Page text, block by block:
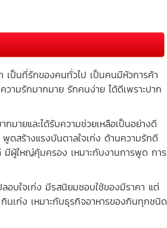
ป็นที่รักของคนทั่วไป เป็นคนมีหัวการค้า
วามรักมากมาย รักคนง่าย ได้ดีเพราะปาก
ยและได้รับความช่วยเหลือเป็นอย่างดี
ดสร้างแรงบันดาลใจเก่ง ด้านความรักดี
มีผู้ใหญ่คุ้มครอง เหมาะกับงานการพูด การ
ใจเก่ง มีรสนิยมชอบใช้ของมีราคา แต่
นเก่ง เหมาะกับธุรกิจอาหารของกินทุกชนิด